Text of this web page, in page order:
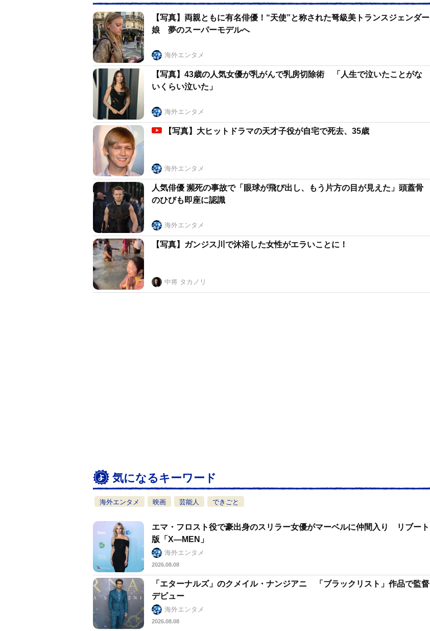
【写真】両親ともに有名俳優！“天使”と称された弩級美トランスジェンダー
娘 夢のスーパーモデルへ
海外エンタメ
【写真】43歳の人気女優が乳がんで乳房切除術 「人生で泣いたことがな
いくらい泣いた」
海外エンタメ
【写真】大ヒットドラマの天才子役が自宅で死去、35歳
海外エンタメ
人気俳優 瀕死の事故で「眼球が飛び出し、もう片方の目が見えた」頭蓋骨
のひびも即座に認識
海外エンタメ
【写真】ガンジス川で沐浴した女性がエラいことに！
中将 タカノリ
気になるキーワード
海外エンタメ 映画 芸能人 できごと
エマ・フロスト役で豪出身のスリラー女優がマーベルに仲間入り リブート
版「X―MEN」
海外エンタメ
2026.08.08
「エターナルズ」のクメイル・ナンジアニ 「ブラックリスト」作品で監督
デビュー
海外エンタメ
2026.08.08